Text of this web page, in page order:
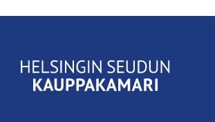
KauppakamariHelsingin
seudun